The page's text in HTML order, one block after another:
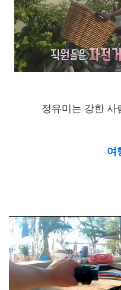
정유미는 강한 사
여